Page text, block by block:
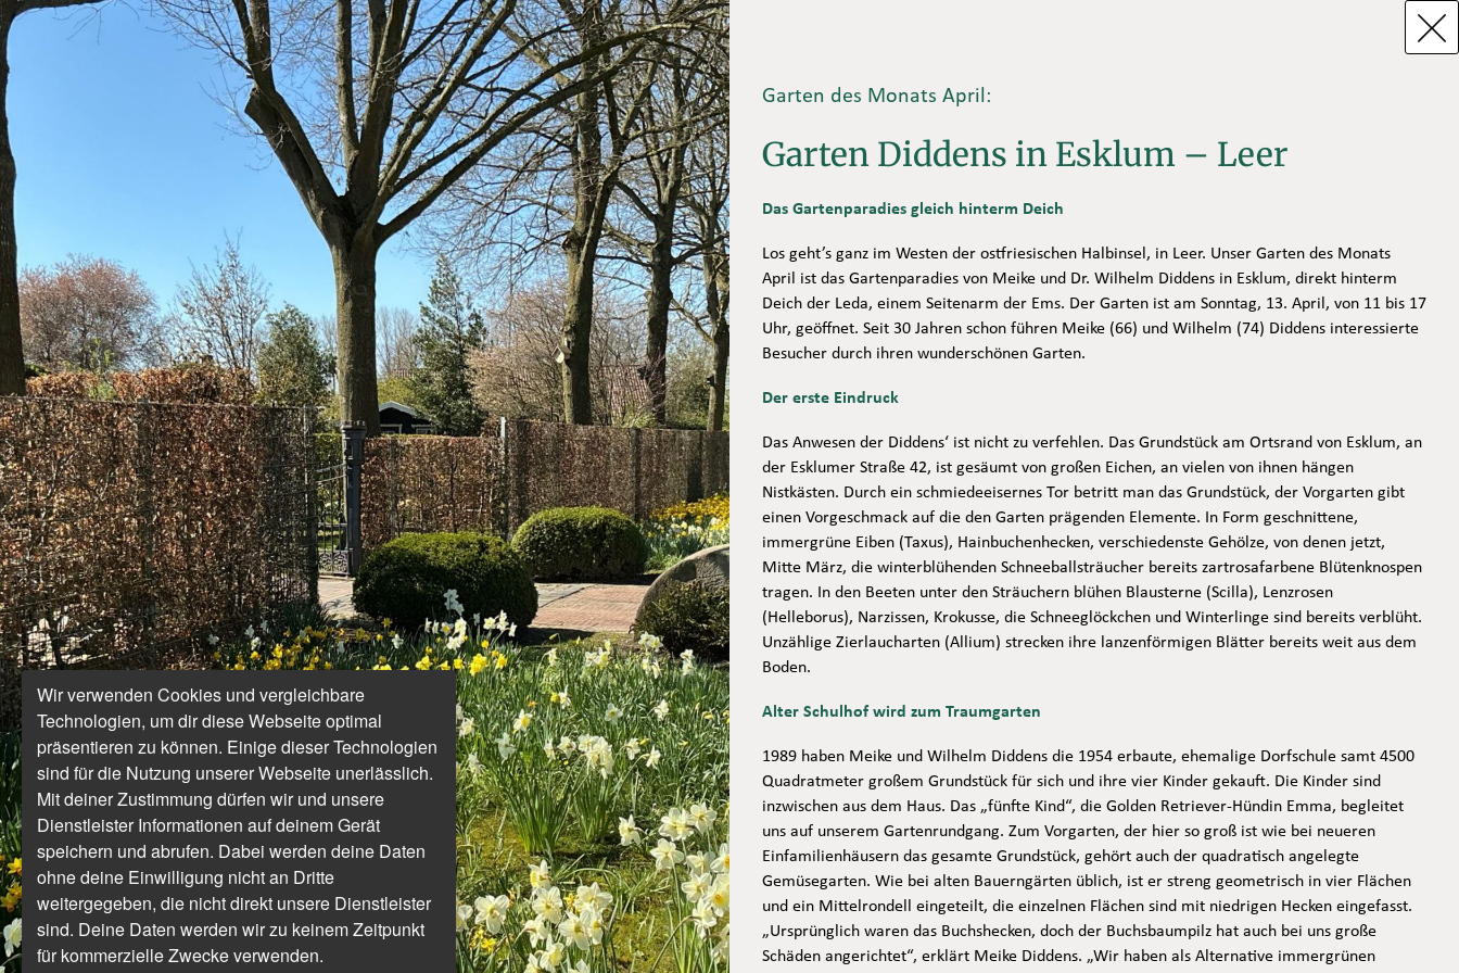
Garten des Monats April:
Garten Diddens in Esklum – Leer
Das Gartenparadies gleich hinterm Deich
Los geht’s ganz im Westen der ostfriesischen Halbinsel, in Leer. Unser Garten des Monats
April ist das Gartenparadies von Meike und Dr. Wilhelm Diddens in Esklum, direkt hinterm
Deich der Leda, einem Seitenarm der Ems. Der Garten ist am Sonntag, 13. April, von 11 bis 17
Uhr, geöffnet. Seit 30 Jahren schon führen Meike (66) und Wilhelm (74) Diddens interessierte
Besucher durch ihren wunderschönen Garten.
Der erste Eindruck
Das Anwesen der Diddens‘ ist nicht zu verfehlen. Das Grundstück am Ortsrand von Esklum, an
der Esklumer Straße 42, ist gesäumt von großen Eichen, an vielen von ihnen hängen
Nistkästen. Durch ein schmiedeeisernes Tor betritt man das Grundstück, der Vorgarten gibt
einen Vorgeschmack auf die den Garten prägenden Elemente. In Form geschnittene,
immergrüne Eiben (Taxus), Hainbuchenhecken, verschiedenste Gehölze, von denen jetzt,
Mitte März, die winterblühenden Schneeballsträucher bereits zartrosafarbene Blütenknospen
tragen. In den Beeten unter den Sträuchern blühen Blausterne (Scilla), Lenzrosen
(Helleborus), Narzissen, Krokusse, die Schneeglöckchen und Winterlinge sind bereits verblüht.
Unzählige Zierlaucharten (Allium) strecken ihre lanzenförmigen Blätter bereits weit aus dem
Boden.
Alter Schulhof wird zum Traumgarten
1989 haben Meike und Wilhelm Diddens die 1954 erbaute, ehemalige Dorfschule samt 4500
Quadratmeter großem Grundstück für sich und ihre vier Kinder gekauft. Die Kinder sind
inzwischen aus dem Haus. Das „fünfte Kind“, die Golden Retriever-Hündin Emma, begleitet
uns auf unserem Gartenrundgang. Zum Vorgarten, der hier so groß ist wie bei neueren
Einfamilienhäusern das gesamte Grundstück, gehört auch der quadratisch angelegte
Gemüsegarten. Wie bei alten Bauerngärten üblich, ist er streng geometrisch in vier Flächen
und ein Mittelrondell eingeteilt, die einzelnen Flächen sind mit niedrigen Hecken eingefasst.
„Ursprünglich waren das Buchshecken, doch der Buchsbaumpilz hat auch bei uns große
Schäden angerichtet“, erklärt Meike Diddens. „Wir haben als Alternative immergrünen
Wir verwenden Cookies und vergleichbare
Technologien, um dir diese Webseite optimal
präsentieren zu können. Einige dieser Technologien
sind für die Nutzung unserer Webseite unerlässlich.
Mit deiner Zustimmung dürfen wir und unsere
Dienstleister Informationen auf deinem Gerät
speichern und abrufen. Dabei werden deine Daten
ohne deine Einwilligung nicht an Dritte
weitergegeben, die nicht direkt unsere Dienstleister
sind. Deine Daten werden wir zu keinem Zeitpunkt
für kommerzielle Zwecke verwenden.